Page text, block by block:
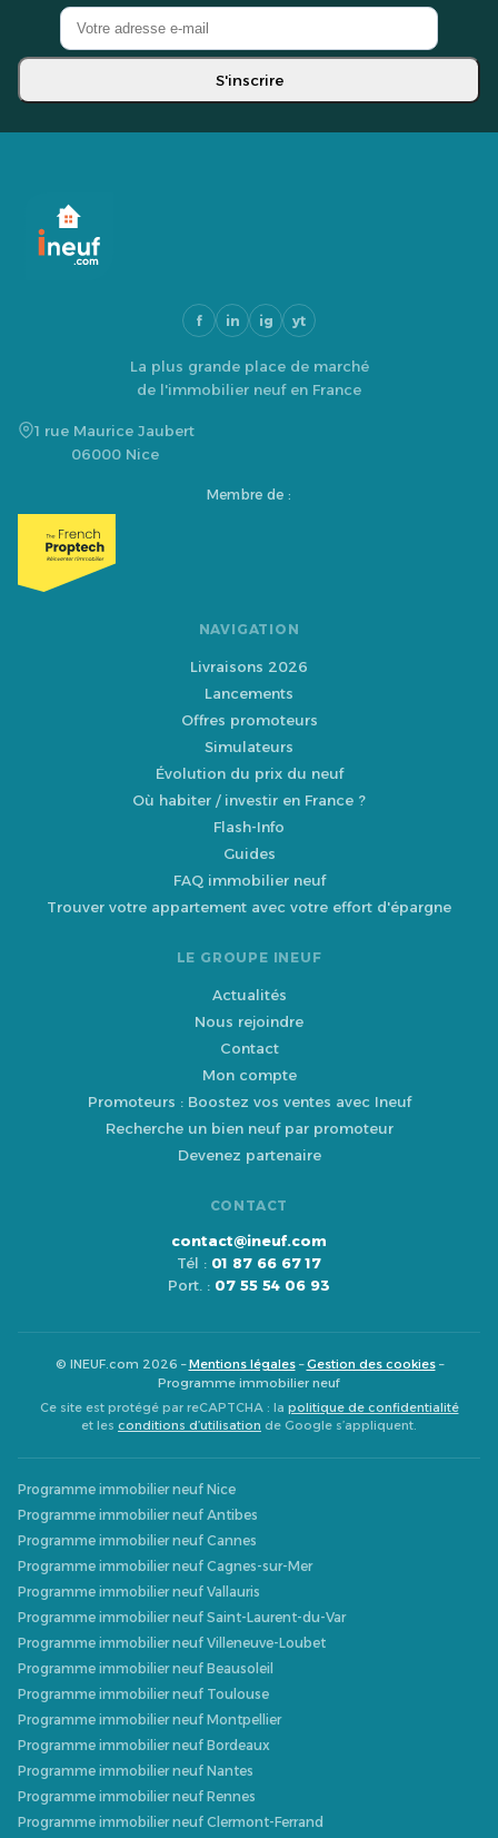
S'inscrire
f in ig yt
La plus grande place de marché
de l'immobilier neuf en France
1 rue Maurice Jaubert
06000 Nice
Membre de :
NAVIGATION
Livraisons 2026
Lancements
Offres promoteurs
Simulateurs
Évolution du prix du neuf
Où habiter / investir en France ?
Flash-Info
Guides
FAQ immobilier neuf
Trouver votre appartement avec votre effort d'épargne
LE GROUPE INEUF
Actualités
Nous rejoindre
Contact
Mon compte
Promoteurs : Boostez vos ventes avec Ineuf
Recherche un bien neuf par promoteur
Devenez partenaire
CONTACT
contact@ineuf.com
Tél : 01 87 66 67 17
Port. : 07 55 54 06 93
© INEUF.com 2026 –Mentions légales–Gestion des cookies–
Programme immobilier neuf
Ce site est protégé par reCAPTCHA : la politique de confidentialité
et les conditions d’utilisation de Google s’appliquent.
Programme immobilier neuf Nice
Programme immobilier neuf Antibes
Programme immobilier neuf Cannes
Programme immobilier neuf Cagnes-sur-Mer
Programme immobilier neuf Vallauris
Programme immobilier neuf Saint-Laurent-du-Var
Programme immobilier neuf Villeneuve-Loubet
Programme immobilier neuf Beausoleil
Programme immobilier neuf Toulouse
Programme immobilier neuf Montpellier
Programme immobilier neuf Bordeaux
Programme immobilier neuf Nantes
Programme immobilier neuf Rennes
Programme immobilier neuf Clermont-Ferrand